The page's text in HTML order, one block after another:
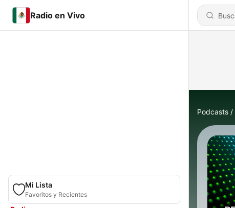
Radio en Vivo
Mi Lista
Favoritos y Recientes
Podcasts